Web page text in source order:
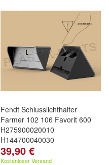
Fendt Schlusslichthalter
Farmer 102 106 Favorit 600
H275900020010
H144700040030
39,90 €
Kostenloser Versand